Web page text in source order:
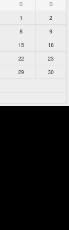
S S
1
2
8
9
15
16
22
23
29
30